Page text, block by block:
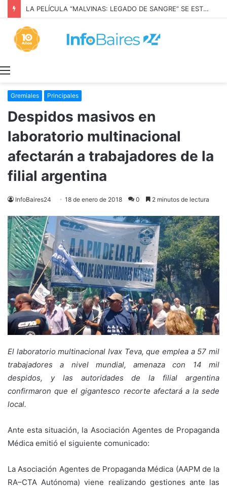
LA PELÍCULA “MALVINAS: LEGADO DE SANGRE” SE ESTRENARÁ EN PRIME VIDEO
Gremiales Principales
Despidos masivos en
laboratorio multinacional
afectarán a trabajadores de la
filial argentina
InfoBaires24 18 de enero de 2018 0 2 minutos de lectura
El laboratorio multinacional Ivax Teva, que emplea a 57 mil
trabajadores a nivel mundial, amenaza con 14 mil
despidos, y las autoridades de la filial argentina
confirmaron que el gigantesco recorte afectará a la sede
local.
Ante esta situación, la Asociación Agentes de Propaganda
Médica emitió el siguiente comunicado:
La Asociación Agentes de Propaganda Médica (AAPM de la
RA–CTA Autónoma) viene realizando gestiones ante las